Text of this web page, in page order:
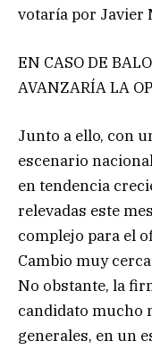
votaría por Javier
EN CASO DE
AVANZARÍA LA
Junto a ello, con
escenario
en tendencia
relevadas este
complejo para el
Cambio muy
No obstante, la
candidato mucho
generales, en un